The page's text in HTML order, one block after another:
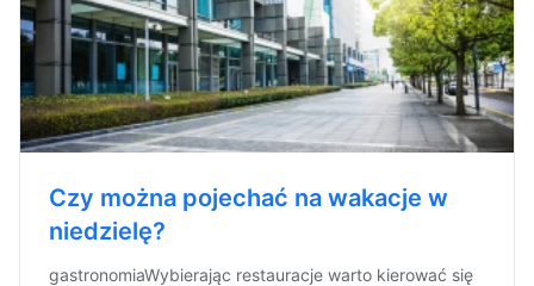
Czy można pojechać na wakacje w
niedzielę?
gastronomiaWybierając restauracje warto kierować się